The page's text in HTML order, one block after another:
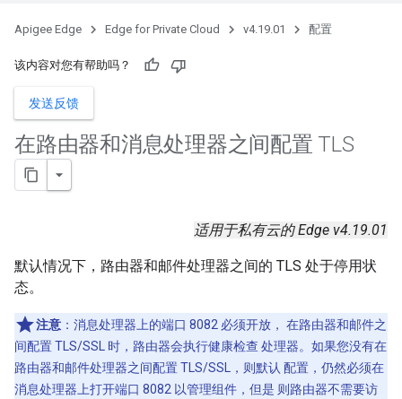
Apigee Edge Edge for Private Cloud v4.19.01 配置
该内容对您有帮助吗？
发送反馈
在路由器和消息处理器之间配置 TLS
适用于私有云的 Edge v4.19.01
默认情况下，路由器和邮件处理器之间的 TLS 处于停用状
态。
注意 ：消息处理器上的端口 8082 必须开放， 在路由器和邮件之
间配置 TLS/SSL 时，路由器会执行健康检查 处理器。如果您没有在
路由器和邮件处理器之间配置 TLS/SSL，则默认 配置，仍然必须在
消息处理器上打开端口 8082 以管理组件，但是 则路由器不需要访